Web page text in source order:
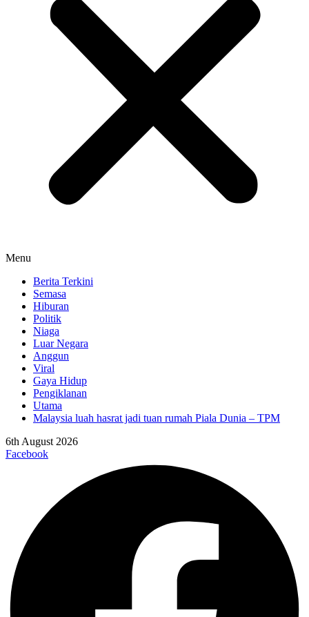
Menu
Berita Terkini
Semasa
Hiburan
Politik
Niaga
Luar Negara
Anggun
Viral
Gaya Hidup
Pengiklanan
Utama
Malaysia luah hasrat jadi tuan rumah Piala Dunia – TPM
6th August 2026
Facebook